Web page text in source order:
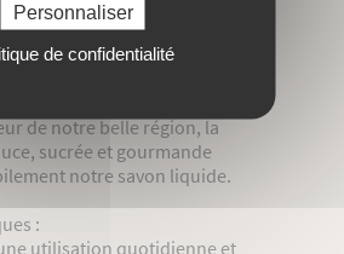
parfumé extra-doux fabriqué
en chaudron.
de notre belle région, la
sucrée et gourmande
notre savon liquide.
:
utilisation quotidienne et
Personnaliser
de confidentialité